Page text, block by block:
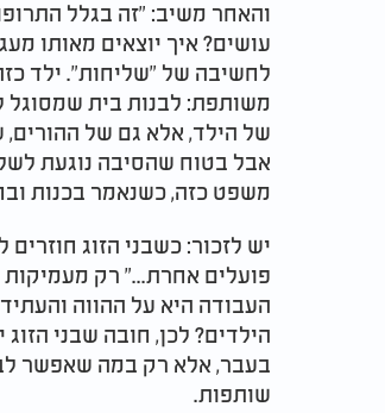
והאחר משיב: "זה בגלל
עושים? איך יוצאים מאותו
לחשיבה של "שליחות". ילד
משותפת: לבנות בית שמסוגל
של הילד, אלא גם של ההורים,
אבל בטוח שהסיבה נוגעת
משפט כזה, כשנאמר בכנות
יש לזכור: כשבני הזוג
פועלים אחרת..." רק
העבודה היא על ההווה
הילדים? לכן, חובה שבני
בעבר, אלא רק במה שאפשר
שותפות.